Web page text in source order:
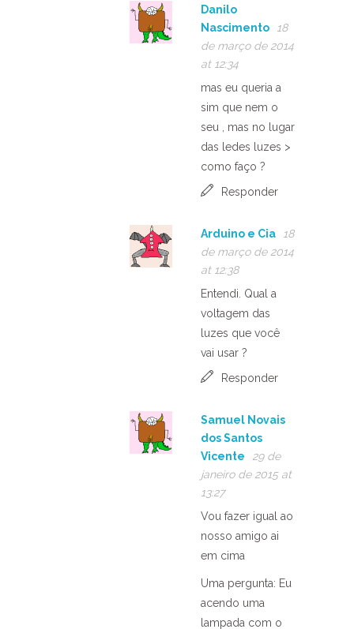
Danilo
Nascimento
18
de março de 2014
at 12:34
mas eu queria a
sim que nem o
seu , mas no lugar
das ledes luzes >
como faço ?
Responder
Arduino e Cia
18
de março de 2014
at 12:38
Entendi. Qual a
voltagem das
luzes que você
vai usar ?
Responder
Samuel Novais
dos Santos
Vicente
29 de
janeiro de 2015 at
13:27
Vou fazer igual ao
nosso amigo ai
em cima
Uma pergunta: Eu
acendo uma
lampada com o